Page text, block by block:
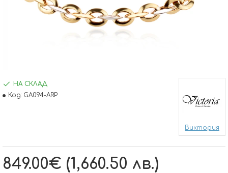
849.00€ (1,660.50 лв.)
НА СКЛАД
Код: GA094-ARP
Виктория